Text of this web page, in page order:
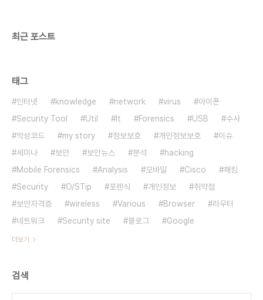
최근 포스트
태그
인터넷 knowledge network virus
아이폰
Security Tool
Util It Forensics USB
수사
악성코드
my story 정보보호 개인정보보호
이슈
세미나
보안 보안뉴스 분석
hacking
Mobile Forensics
Analysis 모바일 Cisco
해킹
Security
O/STip 포렌식 개인정보
취약점
보안자격증
wireless Various Browser
라우터
네트워크
Security site 블로그 Google
더보기
검색